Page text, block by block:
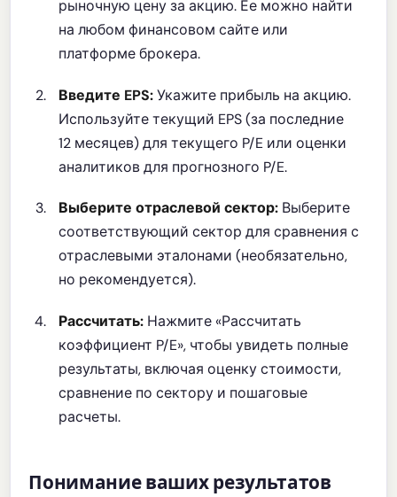
рыночную цену за акцию. Ее можно найти
на любом финансовом сайте или
платформе брокера.
Введите EPS:Укажите прибыль на акцию.
Используйте текущий EPS (за последние
12 месяцев) для текущего P/E или оценки
аналитиков для прогнозного P/E.
Выберите отраслевой сектор: Выберите
соответствующий сектор для сравнения с
отраслевыми эталонами (необязательно,
но рекомендуется).
Рассчитать: Нажмите «Рассчитать
коэффициент P/E», чтобы увидеть полные
результаты, включая оценку стоимости,
сравнение по сектору и пошаговые
расчеты.
Понимание ваших результатов